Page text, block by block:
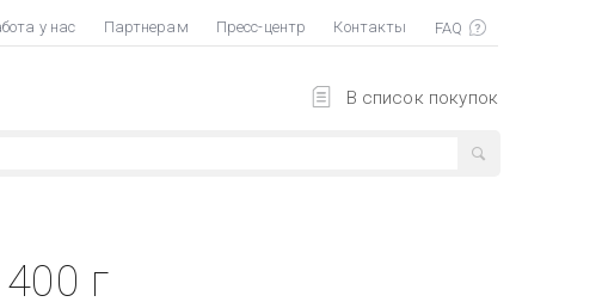
у нас Партнерам Пресс-центр Контакты
В список покупок
г